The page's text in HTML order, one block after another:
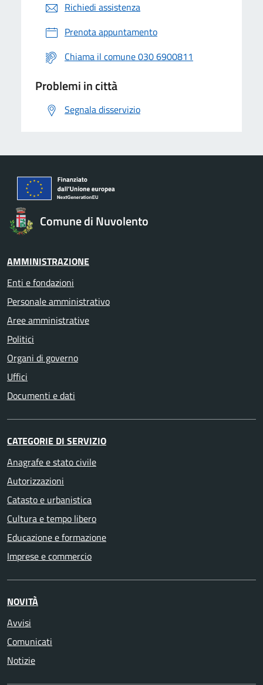
Richiedi assistenza
Prenota appuntamento
Chiama il comune 030 6900811
Problemi in città
Segnala disservizio
Comune di Nuvolento
AMMINISTRAZIONE
Enti e fondazioni
Personale amministrativo
Aree amministrative
Politici
Organi di governo
Uffici
Documenti e dati
CATEGORIE DI SERVIZIO
Anagrafe e stato civile
Autorizzazioni
Catasto e urbanistica
Cultura e tempo libero
Educazione e formazione
Imprese e commercio
NOVITÀ
Avvisi
Comunicati
Notizie